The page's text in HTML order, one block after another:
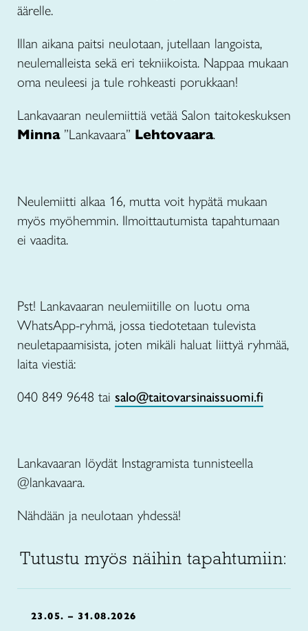
äärelle.
Illan aikana paitsi neulotaan, jutellaan langoista,
neulemalleista sekä eri tekniikoista. Nappaa mukaan
oma neuleesi ja tule rohkeasti porukkaan!
Lankavaaran neulemiittiä vetää Salon taitokeskuksen
Minna”Lankavaara” Lehtovaara.
Neulemiitti alkaa 16, mutta voit hypätä mukaan
myös myöhemmin. Ilmoittautumista tapahtumaan
ei vaadita.
Pst! Lankavaaran neulemiitille on luotu oma
WhatsApp-ryhmä, jossa tiedotetaan tulevista
neuletapaamisista, joten mikäli haluat liittyä ryhmää,
laita viestiä:
040 849 9648 tai salo@taitovarsinaissuomi.fi
Lankavaaran löydät Instagramista tunnisteella
@lankavaara.
Nähdään ja neulotaan yhdessä!
Tutustu myös näihin tapahtumiin:
23.05. – 31.08.2026